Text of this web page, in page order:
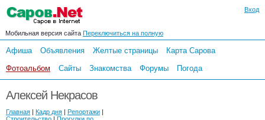
Вход
Мобильная версия сайта Переключиться на полную
Афиша Объявления Желтые страницы
Карта Сарова
Фотоальбом
Сайты Знакомства Форумы Погода
Алексей Некрасов
Главная | Кадр дня | Репортажи |